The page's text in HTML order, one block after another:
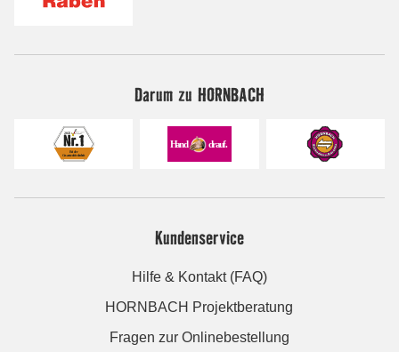
Darum zu HORNBACH
Kundenservice
Hilfe & Kontakt (FAQ)
HORNBACH Projektberatung
Fragen zur Onlinebestellung